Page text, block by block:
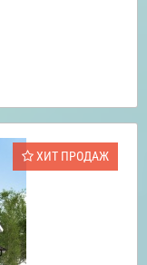
ХИТ ПРОДАЖ